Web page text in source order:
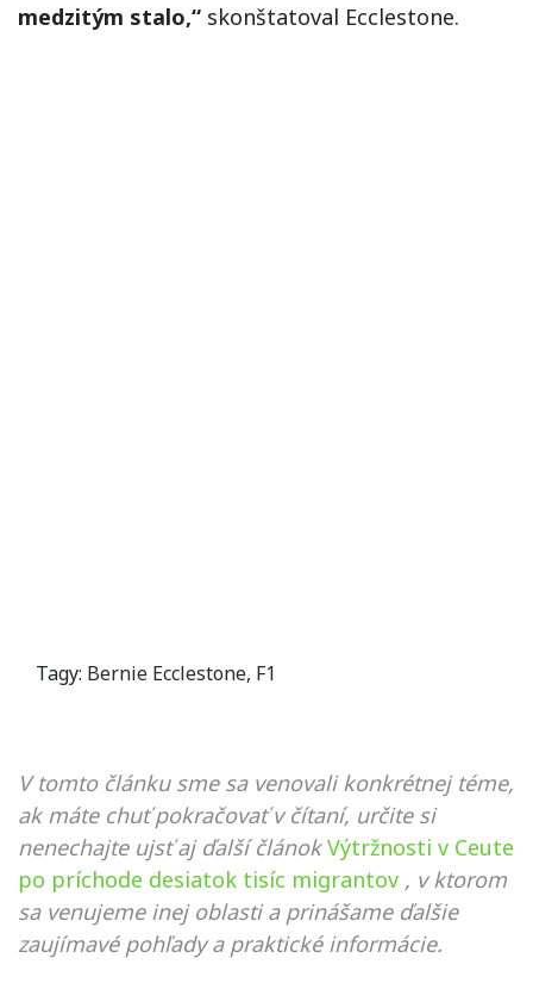
medzitým stalo,“ skonštatoval Ecclestone.
Tagy: Bernie Ecclestone, F1
V tomto článku sme sa venovali konkrétnej téme,
ak máte chuť pokračovať v čítaní, určite si
nenechajte ujsť aj ďalší článok Výtržnosti v Ceute
po príchode desiatok tisíc migrantov , v ktorom
sa venujeme inej oblasti a prinášame ďalšie
zaujímavé pohľady a praktické informácie.